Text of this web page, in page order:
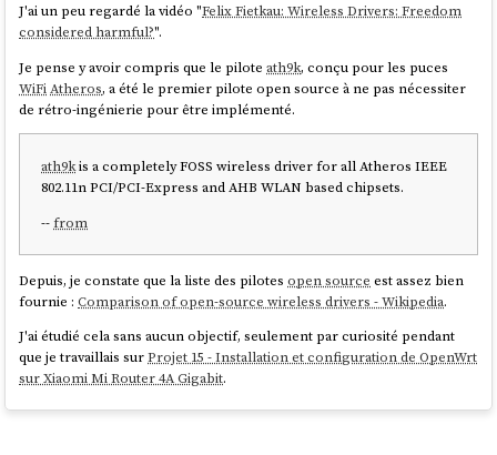
J'ai un peu regardé la vidéo "Felix Fietkau: Wireless Drivers: Freedom
considered harmful?".
Je pense y avoir compris que le piloteath9k, conçu pour les puces
WiFi Atheros, a été le premier pilote open source à ne pas nécessiter
de rétro-ingénierie pour être implémenté.
ath9kis a completely FOSS wireless driver for all Atheros IEEE
802.11n PCI/PCI-Express and AHB WLAN based chipsets.
--from
Depuis, je constate que la liste des pilotesopen source est assez bien
fournie :Comparison of open-source wireless drivers - Wikipedia.
J'ai étudié cela sans aucun objectif, seulement par curiosité pendant
que je travaillais surProjet 15 - Installation et configuration de OpenWrt
sur Xiaomi Mi Router 4A Gigabit.